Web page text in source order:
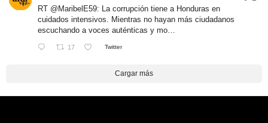
RT @MaribelE59: La corrupción tiene a Honduras en
cuidados intensivos. Mientras no hayan más ciudadanos
escuchando a voces auténticas y mo…
17 Twitter
Cargar más